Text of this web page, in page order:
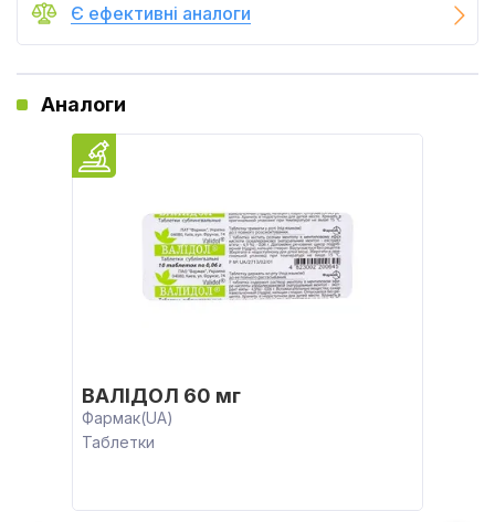
Є ефективні аналоги
Аналоги
ВАЛІДОЛ 60 мг
Фармак(UA)
Таблетки